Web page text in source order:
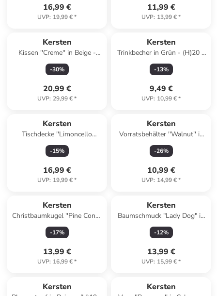
16,99 €
UVP: 19,99 €*
11,99 €
UVP: 13,99 €*
Kersten
Kissen ''Creme'' in Beige -
(L)30 x (B)50 cm
-30%
20,99 €
UVP: 29,99 €*
Kersten
Trinkbecher in Grün - (H)20 x
Ø 10 cm
-13%
9,49 €
UVP: 10,99 €*
Kersten
Tischdecke ''Limoncello
Spritz'' in Bunt - Ø 90 cm
-15%
16,99 €
UVP: 19,99 €*
Kersten
Vorratsbehälter ''Walnut'' in
Beige/ Creme - (H)14,4 x Ø 11
cm
-26%
10,99 €
UVP: 14,99 €*
Kersten
Christbaumkugel ''Pine Cone''
in Gold - (H)13 cm
-17%
13,99 €
UVP: 16,99 €*
Kersten
Baumschmuck "Lady Dog" in
Gold - (H)13 cm
-12%
13,99 €
UVP: 15,99 €*
Kersten Kersten